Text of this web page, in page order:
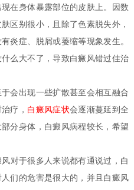
在身体暴露部位的皮肤上。因数
区别很小，且除了色素脱失外，
炎症、脱屑或萎缩等现象发生。
么大不了，导致白癜风错过佳治
出现一些扩散甚至会相互融合
疗， 白癜风症状会逐渐蔓延到全
分身体，白癜风病程较长，希望
风对于很多人来说都有通说过，白
们的危害是很大的，并且白癜风